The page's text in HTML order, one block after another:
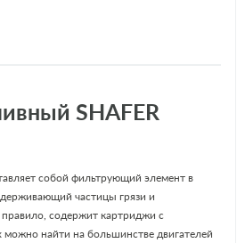
SHAFER
собой фильтрующий элемент в
частицы грязи и
содержит картриджи с
найти на большинстве двигателей